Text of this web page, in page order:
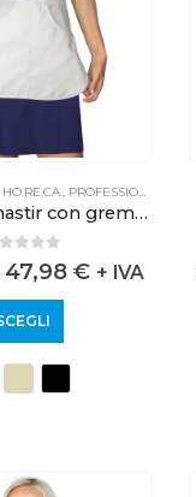
HO.RE.CA. PROFESSIONALE
Camice Monastir con grembiulino
out of 5
47,98€ + IVA